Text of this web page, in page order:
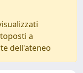
a
dell'ateneo